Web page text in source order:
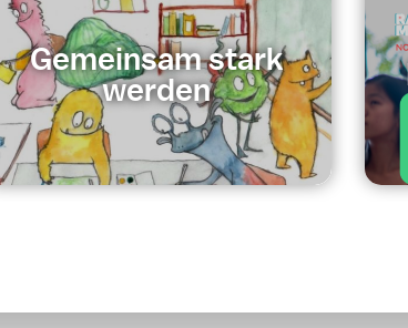
Gemeinsam stark
werden